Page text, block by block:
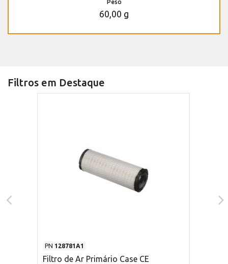
Peso
60,00 g
Filtros em Destaque
PN 128781A1
Filtro de Ar Primário Case CE